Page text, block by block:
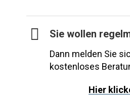
Sie wollen
Dann melden Sie
kostenloses
Hier